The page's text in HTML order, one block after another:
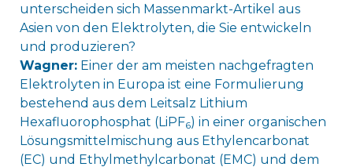
unterscheiden sich Massenmarkt-Artikel aus
Asien von den Elektrolyten, die Sie entwickeln
und produzieren?
Wagner:Einer der am meisten nachgefragten
Elektrolyten in Europa ist eine Formulierung
bestehend aus dem Leitsalz Lithium
Hexafluorophosphat (LiPF6) in einer organischen
Lösungsmittelmischung aus Ethylencarbonat
(EC) und Ethylmethylcarbonat (EMC) und dem